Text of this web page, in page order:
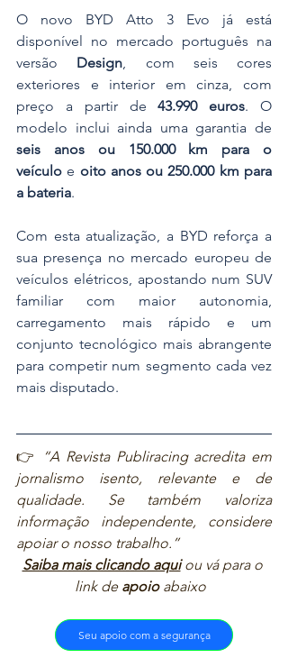
O novo BYD Atto 3 Evo já está
disponível no mercado português na
versão Design, com seis cores
exteriores e interior em cinza, com
preço a partir de 43.990 euros. O
seis anos ou 150.000 km para o
veículo e oito anos ou 250.000 km para
a bateria.
Com esta atualização, a BYD reforça a
sua presença no mercado europeu de
veículos elétricos, apostando num SUV
familiar com maior autonomia,
carregamento mais rápido e um
conjunto tecnológico mais abrangente
para competir num segmento cada vez
mais disputado.
👉
“A Revista Publiracing acredita em
jornalismo isento, relevante e de
qualidade. Se também valoriza
informação independente, considere
apoiar o nosso trabalho.”
Saiba mais clicando aqui ou vá para o
link de apoio abaixo
Seu apoio com a segurança